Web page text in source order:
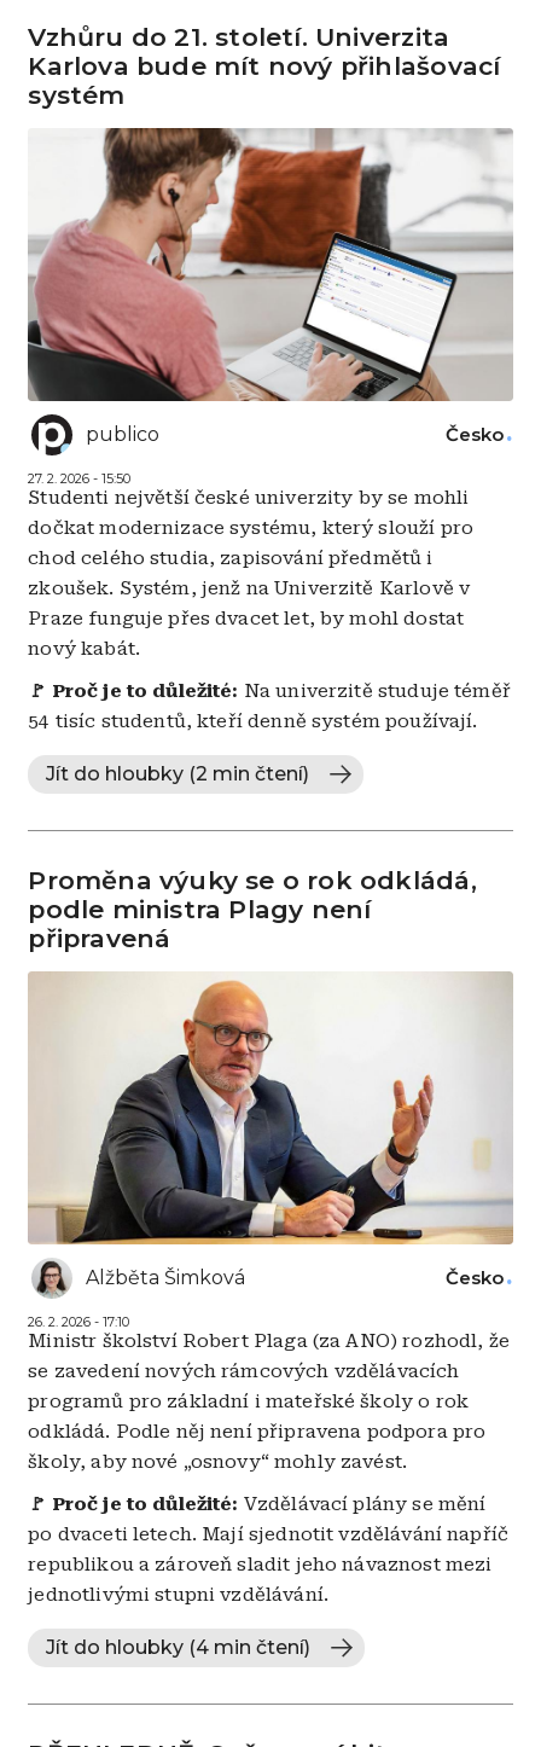
Vzhůru do 21. století. Univerzita
Karlova bude mít nový přihlašovací
systém
publico
27. 2. 2026 - 15:50
Česko
Studenti největší české univerzity by se mohli
dočkat modernizace systému, který slouží pro
chod celého studia, zapisování předmětů i
zkoušek. Systém, jenž na Univerzitě Karlově v
Praze funguje přes dvacet let, by mohl dostat
nový kabát.
🚩 Proč je to důležité: Na univerzitě studuje téměř
54 tisíc studentů, kteří denně systém používají.
Jít do hloubky (2 min čtení)
Proměna výuky se o rok odkládá,
podle ministra Plagy není
připravená
Alžběta Šimková
26. 2. 2026 - 17:10
Česko
Ministr školství Robert Plaga (za ANO) rozhodl, že
se zavedení nových rámcových vzdělávacích
programů pro základní i mateřské školy o rok
odkládá. Podle něj není připravena podpora pro
školy, aby nové „osnovy“ mohly zavést.
🚩 Proč je to důležité: Vzdělávací plány se mění
po dvaceti letech. Mají sjednotit vzdělávání napříč
republikou a zároveň sladit jeho návaznost mezi
jednotlivými stupni vzdělávání.
Jít do hloubky (4 min čtení)